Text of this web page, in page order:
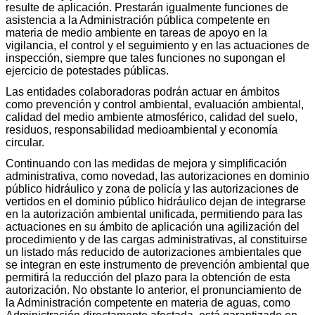
resulte de aplicación. Prestarán igualmente funciones de
asistencia a la Administración pública competente en
materia de medio ambiente en tareas de apoyo en la
vigilancia, el control y el seguimiento y en las actuaciones de
inspección, siempre que tales funciones no supongan el
ejercicio de potestades públicas.
Las entidades colaboradoras podrán actuar en ámbitos
como prevención y control ambiental, evaluación ambiental,
calidad del medio ambiente atmosférico, calidad del suelo,
residuos, responsabilidad medioambiental y economía
circular.
Continuando con las medidas de mejora y simplificación
administrativa, como novedad, las autorizaciones en dominio
público hidráulico y zona de policía y las autorizaciones de
vertidos en el dominio público hidráulico dejan de integrarse
en la autorización ambiental unificada, permitiendo para las
actuaciones en su ámbito de aplicación una agilización del
procedimiento y de las cargas administrativas, al constituirse
un listado más reducido de autorizaciones ambientales que
se integran en este instrumento de prevención ambiental que
permitirá la reducción del plazo para la obtención de esta
autorización. No obstante lo anterior, el pronunciamiento de
la Administración competente en materia de aguas, como